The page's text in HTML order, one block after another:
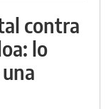
contra
lo